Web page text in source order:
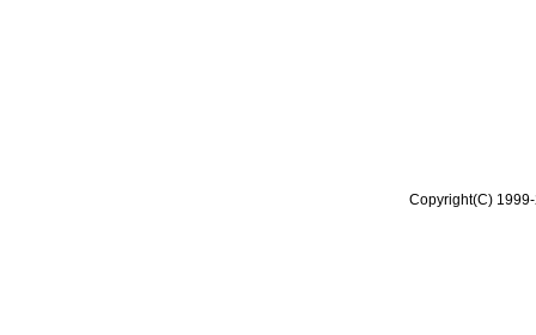
Copyright(C)